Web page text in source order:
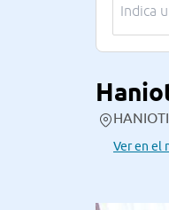
Ver en el